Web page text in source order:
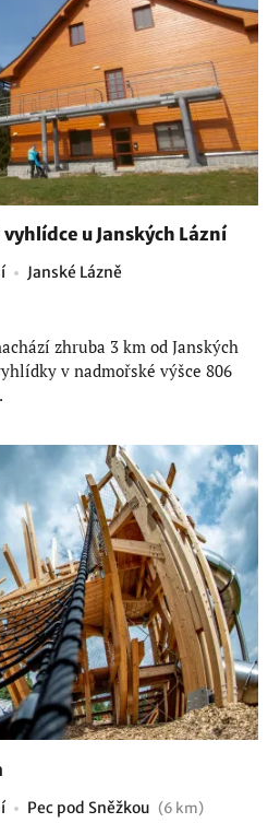
u Janských Lázní
Janské Lázně
zhruba 3 km od Janských
v nadmořské výšce 806
Pec pod Sněžkou (6 km)